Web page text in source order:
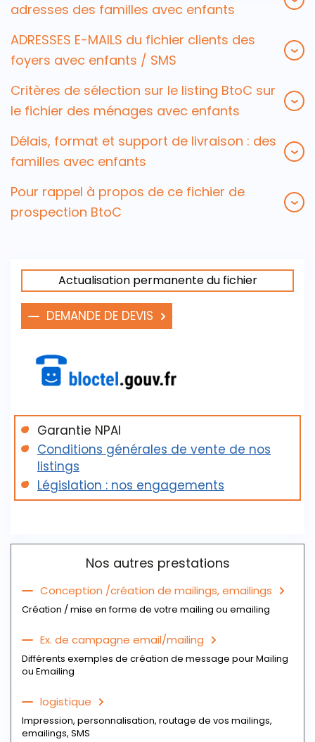
adresses des familles avec enfants
ADRESSES E-MAILS du fichier clients des
foyers avec enfants / SMS
Critères de sélection sur le listing BtoC sur
le fichier des ménages avec enfants
Délais, format et support de livraison : des
familles avec enfants
Pour rappel à propos de ce fichier de
prospection BtoC
Actualisation permanente du fichier
DEMANDE DE DEVIS
Garantie NPAI
Conditions générales de vente de nos
listings
Législation : nos engagements
Nos autres prestations
Conception /création de mailings, emailings
Création / mise en forme de votre mailing ou emailing
Ex. de campagne email/mailing
Différents exemples de création de message pour Mailing
ou Emailing
logistique
Impression, personnalisation, routage de vos mailings,
emailings, SMS